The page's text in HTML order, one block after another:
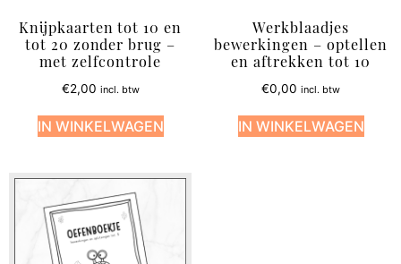
Knijpkaarten tot 10 en
tot 20 zonder brug –
met zelfcontrole
€2,00 incl. btw
IN WINKELWAGEN
Werkblaadjes
bewerkingen – optellen
en aftrekken tot 10
€0,00 incl. btw
IN WINKELWAGEN